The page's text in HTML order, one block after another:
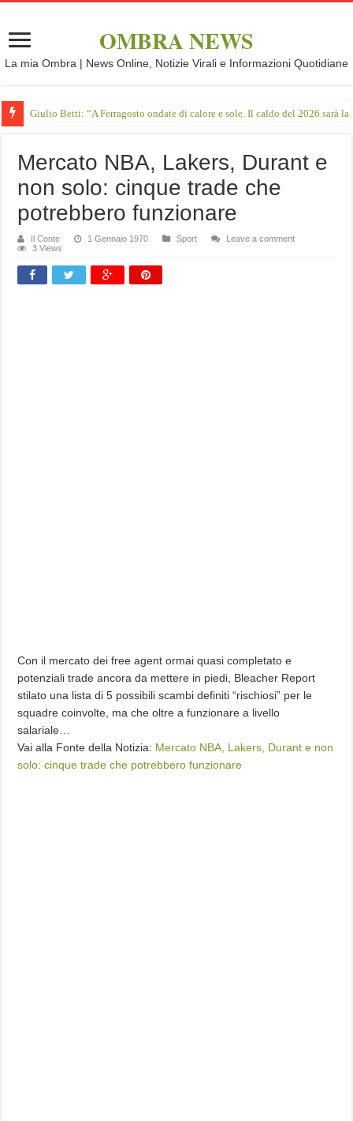
OMBRA NEWS
La mia Ombra | News Online, Notizie Virali e Informazioni Quotidiane
Giulio Betti: “A Ferragosto ondate di calore e sole. Il caldo del 2026 sarà
Mercato NBA, Lakers, Durant e
non solo: cinque trade che
potrebbero funzionare
Il Conte 1 Gennaio 1970 Sport
Leave a comment
3 Views
Con il mercato dei free agent ormai quasi completato e
potenziali trade ancora da mettere in piedi, Bleacher Report
stilato una lista di 5 possibili scambi definiti “rischiosi” per le
squadre coinvolte, ma che oltre a funzionare a livello
salariale…
Vai alla Fonte della Notizia: Mercato NBA, Lakers, Durant e non
solo: cinque trade che potrebbero funzionare